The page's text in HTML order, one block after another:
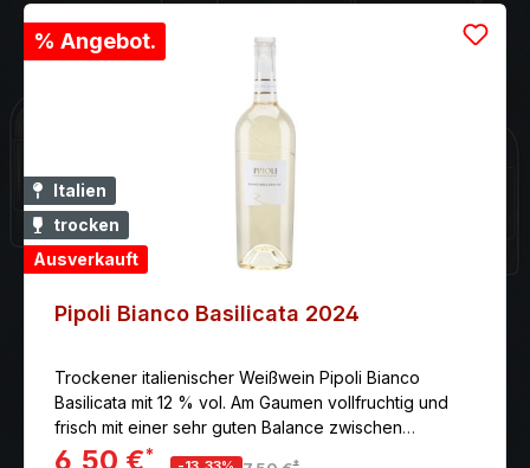
% Angebot.
Italien
trocken
Ausverkauft
Pipoli Bianco Basilicata 2024
Trockener italienischer Weißwein Pipoli Bianco
Basilicata mit 12 % vol. Am Gaumen vollfruchtig und
frisch mit einer sehr guten Balance zwischen
Restsüße und Säure.
6,50 €* *